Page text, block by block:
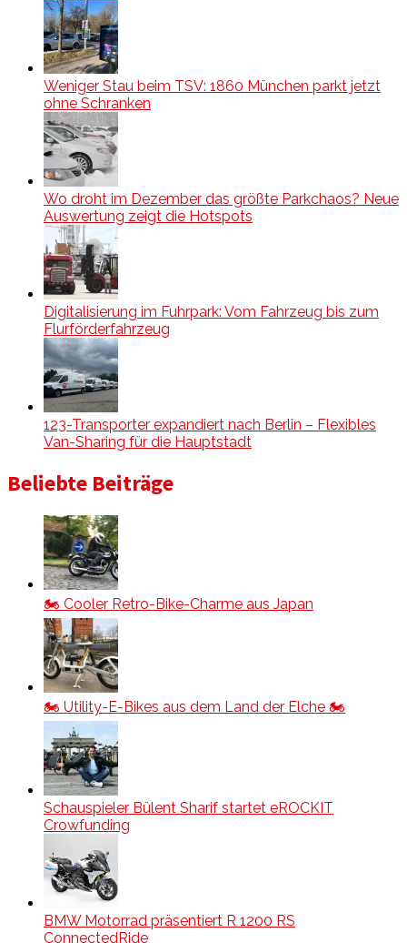
Weniger Stau beim TSV: 1860 München parkt jetzt
ohne Schranken
Wo droht im Dezember das größte Parkchaos? Neue
Auswertung zeigt die Hotspots
Digitalisierung im Fuhrpark: Vom Fahrzeug bis zum
Flurförderfahrzeug
123-Transporter expandiert nach Berlin – Flexibles
Van-Sharing für die Hauptstadt
Beliebte Beiträge
🏍️ Cooler Retro-Bike-Charme aus Japan
🏍️ Utility-E-Bikes aus dem Land der Elche 🏍️
Schauspieler Bülent Sharif startet eROCKIT
Crowfunding
BMW Motorrad präsentiert R 1200 RS
ConnectedRide